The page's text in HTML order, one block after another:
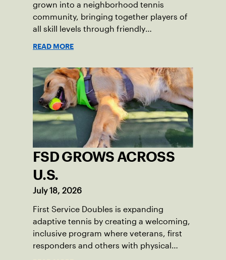
grown into a neighborhood tennis
community, bringing together players of
all skill levels through friendly
READ MORE
FSD GROWS ACROSS
U.S.
July 18, 2026
First Service Doubles is expanding
adaptive tennis by creating a welcoming,
inclusive program where veterans, first
responders and others with physical